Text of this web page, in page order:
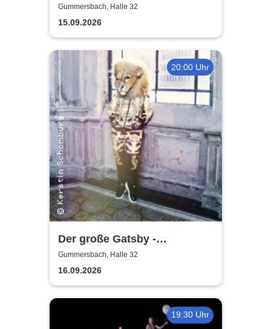
Gummersbach
Gummersbach, Halle 32
15.09.2026
20:00 Uhr
Der große Gatsby -
Rheinisches Landestheater
Neuss
Gummersbach, Halle 32
16.09.2026
19:30 Uhr